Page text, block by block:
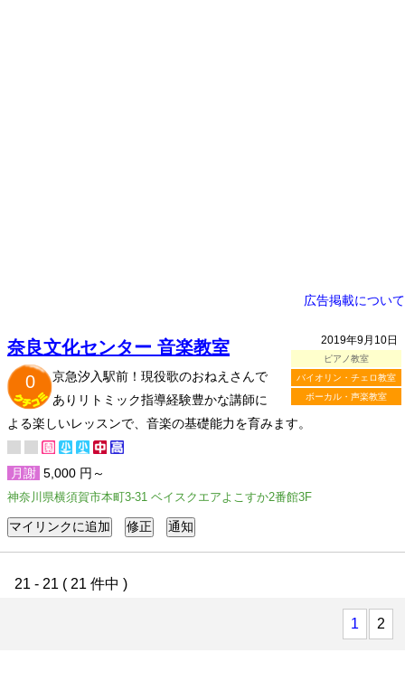
広告掲載について
2019年9月10日
ピアノ教室
バイオリン・チェロ教室
ボーカル・声楽教室
奈良文化センター 音楽教室
0
京急汐入駅前！現役歌のおねえさんで
ありリトミック指導経験豊かな講師に
よる楽しいレッスンで、音楽の基礎能力を育みます。
月謝 5,000 円～
神奈川県横須賀市本町3-31 ベイスクエアよこすか2番館3F
21 - 21 ( 21 件中 )
1 2